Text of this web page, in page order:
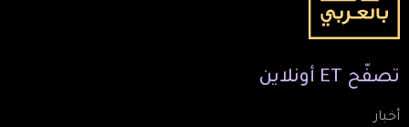
تصفّح ET أونلاين
أخبار